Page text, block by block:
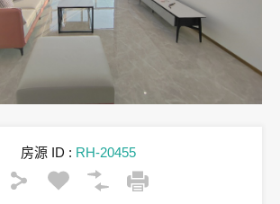
房源 ID : RH-20455